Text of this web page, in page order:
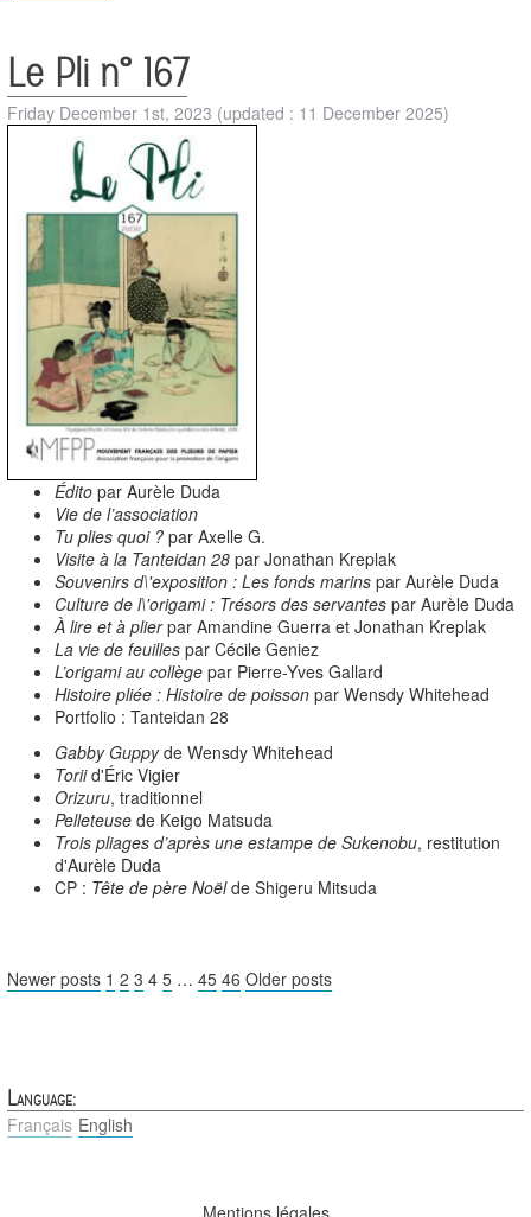
Le Pli n° 167
Friday December 1st, 2023 (updated : 11 December 2025)
Édito par Aurèle Duda
Vie de l’association
Tu plies quoi ? par Axelle G.
Visite à la Tanteidan 28 par Jonathan Kreplak
Souvenirs d\'exposition : Les fonds marins par Aurèle Duda
Culture de l\'origami : Trésors des servantes par Aurèle Duda
À lire et à plierpar Amandine Guerra et Jonathan Kreplak
La vie de feuilles par Cécile Geniez
L’origami au collège par Pierre-Yves Gallard
Histoire pliée : Histoire de poisson par Wensdy Whitehead
Portfolio : Tanteidan 28
Gabby Guppyde Wensdy Whitehead
Toriid'Éric Vigier
Orizuru, traditionnel
Pelleteuse de Keigo Matsuda
Trois pliages d’après une estampe de Sukenobu, restitution
d'Aurèle Duda
CP : Tête de père Noëlde Shigeru Mitsuda
Newer posts 1 2 3 4 5 … 45 46 Older posts
Language:
Français English
Mentions légales